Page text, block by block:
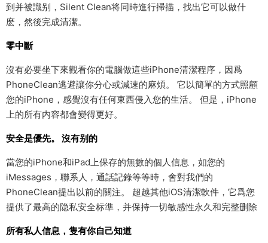
到并被識别，Silent Clean将同時進行掃描，找出它可以做什
麽，然後完成清潔。
零中斷
沒有必要坐下來觀看你的電腦做這些iPhone清潔程序，因爲
PhoneClean逃避讓你分心或減速的麻煩。 它以簡單的方式照顧
您的iPhone，感覺沒有任何東西侵入您的生活。 但是，iPhone
上的所有内容都會變得更好。
安全是優先。 沒有别的
當您的iPhone和iPad上保存的無數的個人信息，如您的
iMessages，聯系人，通話記錄等等時，會對我們的
PhoneClean提出以前的關注。 超越其他iOS清潔軟件，它爲您
提供了最高的隐私安全标準，并保持一切敏感性永久和完整删除
所有私人信息，隻有你自己知道